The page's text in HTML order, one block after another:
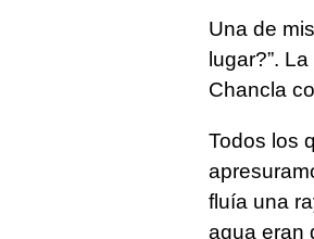
Una de
lugar?”.
Chancla
Todos los
fluía una
agua eran